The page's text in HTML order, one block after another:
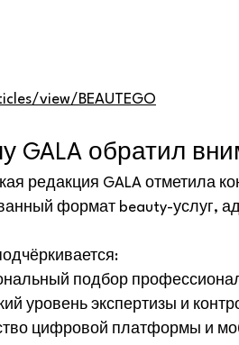
view/BEAUTEGO
GALA обратил
редакция GALA отметила
формат beauty-услуг,
подбор
уровень экспертизы и
цифровой платформы и